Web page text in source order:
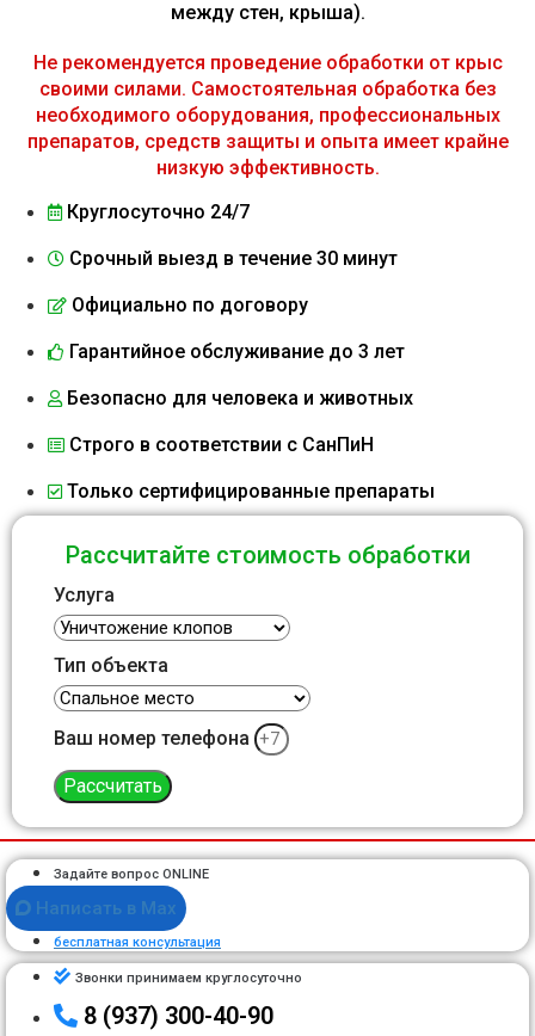
между стен, крыша).
Не рекомендуется проведение обработки от крыс
своими силами. Самостоятельная обработка без
необходимого оборудования, профессиональных
препаратов, средств защиты и опыта имеет крайне
низкую эффективность.
Круглосуточно 24/7
Срочный выезд в течение 30 минут
Официально по договору
Гарантийное обслуживание до 3 лет
Безопасно для человека и животных
Строго в соответствии с СанПиН
Только сертифицированные препараты
Рассчитайте стоимость обработки
Услуга
Тип объекта
Ваш номер телефона
Рассчитать
Задайте вопрос ONLINE
Написать в Max
бесплатная консультация
Звонки принимаем круглосуточно
8 (937) 300-40-90